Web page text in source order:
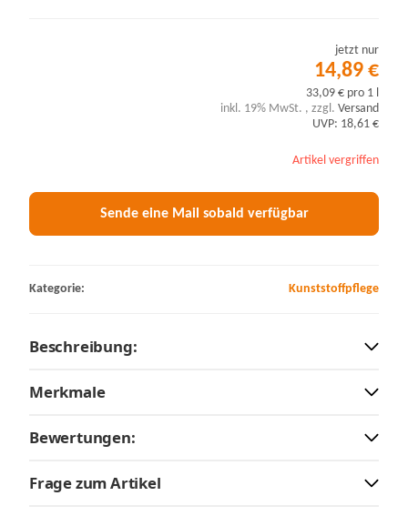
jetzt nur
14,89 €
33,09 € pro 1 l
inkl. 19% MwSt. , zzgl. Versand
UVP: 18,61 €
Artikel vergriffen
Sende eine Mail sobald verfügbar
Kategorie: Kunststoffpflege
Beschreibung:
Merkmale
Bewertungen:
Frage zum Artikel